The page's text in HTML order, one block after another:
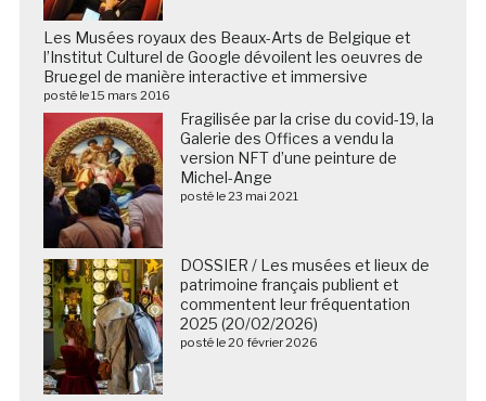
Les Musées royaux des Beaux-Arts de Belgique et
l’Institut Culturel de Google dévoilent les oeuvres de
Bruegel de manière interactive et immersive
posté le 15 mars 2016
Fragilisée par la crise du covid-19, la
Galerie des Offices a vendu la
version NFT d’une peinture de
Michel-Ange
posté le 23 mai 2021
DOSSIER / Les musées et lieux de
patrimoine français publient et
commentent leur fréquentation
2025 (20/02/2026)
posté le 20 février 2026